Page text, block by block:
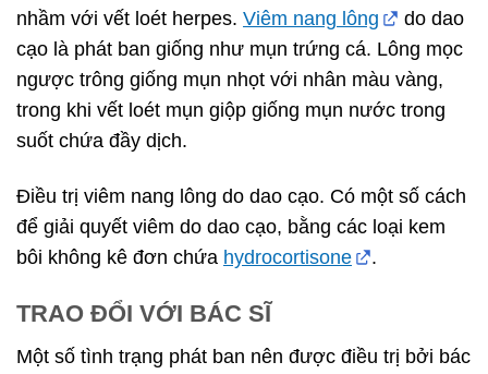
nhầm với vết loét herpes. Viêm nang lông
do dao
cạo là phát ban giống như mụn trứng cá. Lông mọc
ngược trông giống mụn nhọt với nhân màu vàng,
trong khi vết loét mụn giộp giống mụn nước trong
suốt chứa đầy dịch.
Điều trị viêm nang lông do dao cạo. Có một số cách
để giải quyết viêm do dao cạo, bằng các loại kem
bôi không kê đơn chứa hydrocortisone .
TRAO ĐỔI VỚI BÁC SĨ
Một số tình trạng phát ban nên được điều trị bởi bác